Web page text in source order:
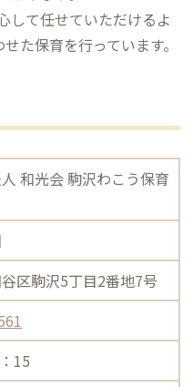
して任せていただけるよ
た保育を行っています。
和光会 駒沢わこう保育
区駒沢5丁目2番地7号
15